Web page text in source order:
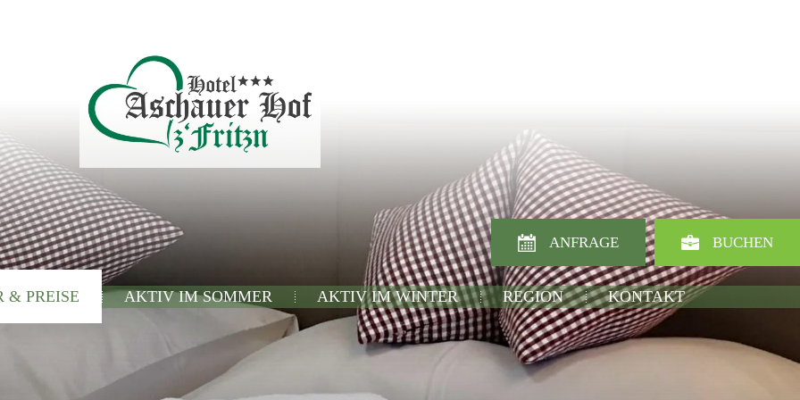
ANFRAGE BUCHEN
& PREISE AKTIV IM SOMMER AKTIV IM WINTER REGION KONTAKT